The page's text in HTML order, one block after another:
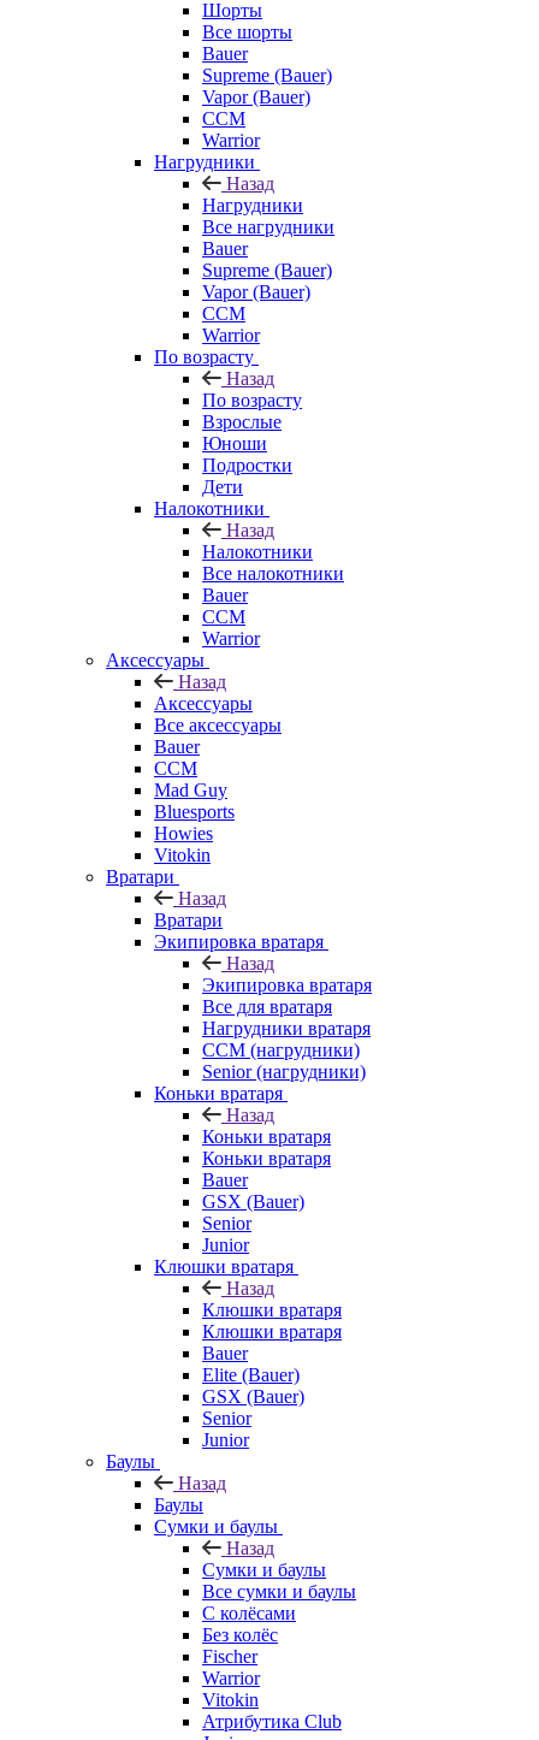
Шорты
Все шорты
Bauer
Supreme (Bauer)
Vapor (Bauer)
CCM
Warrior
Нагрудники
Назад
Нагрудники
Все нагрудники
Bauer
Supreme (Bauer)
Vapor (Bauer)
CCM
Warrior
По возрасту
Назад
По возрасту
Взрослые
Юноши
Подростки
Дети
Налокотники
Назад
Налокотники
Все налокотники
Bauer
CCM
Warrior
Аксессуары
Назад
Аксессуары
Все аксессуары
Bauer
CCM
Mad Guy
Bluesports
Howies
Vitokin
Вратари
Назад
Вратари
Экипировка вратаря
Назад
Экипировка вратаря
Все для вратаря
Нагрудники вратаря
CCM (нагрудники)
Senior (нагрудники)
Коньки вратаря
Назад
Коньки вратаря
Коньки вратаря
Bauer
GSX (Bauer)
Senior
Junior
Клюшки вратаря
Назад
Клюшки вратаря
Клюшки вратаря
Bauer
Elite (Bauer)
GSX (Bauer)
Senior
Junior
Баулы
Назад
Баулы
Сумки и баулы
Назад
Сумки и баулы
Все сумки и баулы
С колёсами
Без колёс
Fischer
Warrior
Vitokin
Атрибутика Club